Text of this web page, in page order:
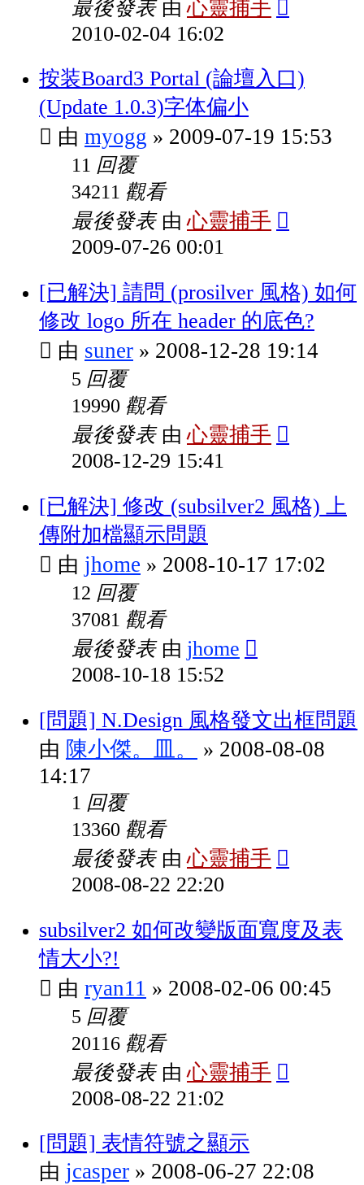
最後發表 由心靈捕手
2010-02-04 16:02
按装Board3 Portal (論壇入口)
(Update 1.0.3)字体偏小
由 myogg » 2009-07-19 15:53
11 回覆
34211 觀看
最後發表 由心靈捕手
2009-07-26 00:01
[已解決] 請問 (prosilver 風格) 如何
修改 logo 所在 header 的底色?
由 suner » 2008-12-28 19:14
5 回覆
19990 觀看
最後發表 由心靈捕手
2008-12-29 15:41
[已解決] 修改 (subsilver2 風格) 上
傳附加檔顯示問題
由 jhome » 2008-10-17 17:02
12 回覆
37081 觀看
最後發表 由 jhome
2008-10-18 15:52
[問題] N.Design 風格發文出框問題
由 陳小傑。皿。 » 2008-08-08
14:17
1 回覆
13360 觀看
最後發表 由心靈捕手
2008-08-22 22:20
subsilver2 如何改變版面寬度及表
情大小?!
由 ryan11 » 2008-02-06 00:45
5 回覆
20116 觀看
最後發表 由心靈捕手
2008-08-22 21:02
[問題] 表情符號之顯示
由 jcasper » 2008-06-27 22:08